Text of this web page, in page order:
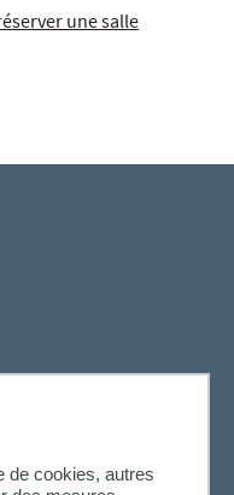
de cookies, autres
une salle